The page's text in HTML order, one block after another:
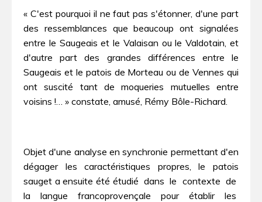
« C'est pourquoi il ne faut pas s'étonner, d'une part
des ressemblances que beaucoup ont signalées
entre le Saugeais et le Valaisan ou le Valdotain, et
d'autre part des grandes différences entre le
Saugeais et le patois de Morteau ou de Vennes qui
ont suscité tant de moqueries mutuelles entre
voisins !… » constate, amusé, Rémy Bôle-Richard.
Objet d'une analyse en synchronie permettant d'en
dégager les caractéristiques propres, le patois
sauget a ensuite été étudié dans le contexte de
la langue francoprovençale pour établir les